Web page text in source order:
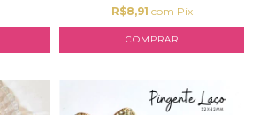
R$8,91 com Pix